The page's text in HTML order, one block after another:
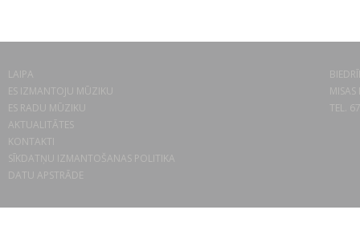
LAIPA
ES IZMANTOJU MŪZIKU
ES RADU MŪZIKU
AKTUALITĀTES
KONTAKTI
SĪKDATŅU IZMANTOŠANAS POLITIKA
DATU APSTRĀDE
TEL.